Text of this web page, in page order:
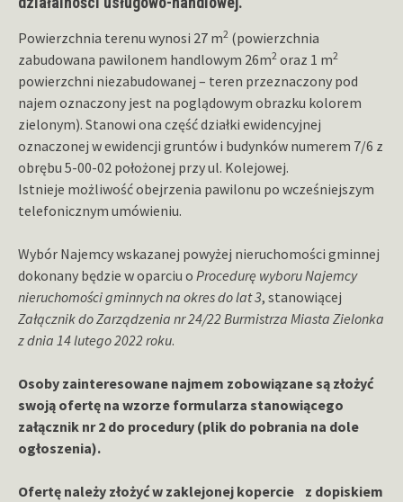
Powierzchnia terenu wynosi 27 m2 (powierzchnia
zabudowana pawilonem handlowym 26m2 oraz 1 m2
powierzchni niezabudowanej – teren przeznaczony pod
najem oznaczony jest na poglądowym obrazku kolorem
zielonym). Stanowi ona część działki ewidencyjnej
oznaczonej w ewidencji gruntów i budynków numerem 7/6 z
obrębu 5-00-02 położonej przy ul. Kolejowej.
Istnieje możliwość obejrzenia pawilonu po wcześniejszym
telefonicznym umówieniu.
Wybór Najemcy wskazanej powyżej nieruchomości gminnej
dokonany będzie w oparciu o Procedurę wyboru Najemcy
nieruchomości gminnych na okres do lat 3, stanowiącej
Załącznik do Zarządzenia nr 24/22 Burmistrza Miasta Zielonka
z dnia 14 lutego 2022 roku.
Osoby zainteresowane najmem zobowiązane są złożyć
swoją ofertę na wzorze formularza stanowiącego
załącznik nr 2 do procedury (plik do pobrania na dole
ogłoszenia).
Ofertę należy złożyć w zaklejonej kopercie z dopiskiem